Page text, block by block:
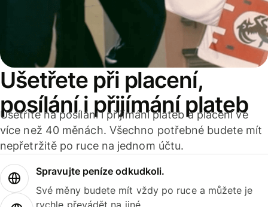
Ušetřete při placení,
posílání i přijímání plateb
Ušetříte na posílání i přijímání plateb a placení ve
více než 40 měnách. Všechno potřebné budete mít
nepřetržitě po ruce na jednom účtu.
Spravujte peníze odkudkoli.
Své měny budete mít vždy po ruce a můžete je